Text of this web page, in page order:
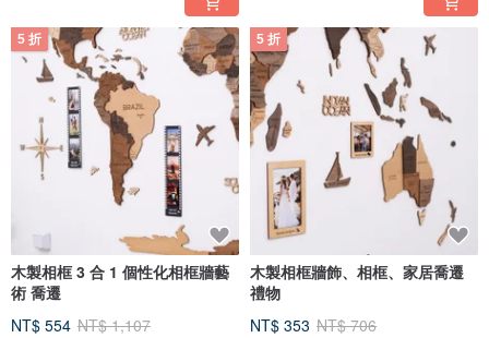
5 折
木製相框 3 合 1 個性化相框牆藝
術 喬遷
NT$ 554 NT$ 1,107
5 折
木製相框牆飾、相框、家居喬遷
禮物
NT$ 353 NT$ 706